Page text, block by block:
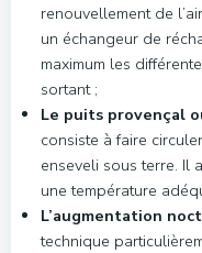
renouvellement de
un échangeur de
maximum les
sortant ;
Le puits provençal
consiste à faire
enseveli sous terre. Il
une température
L’augmentation
technique